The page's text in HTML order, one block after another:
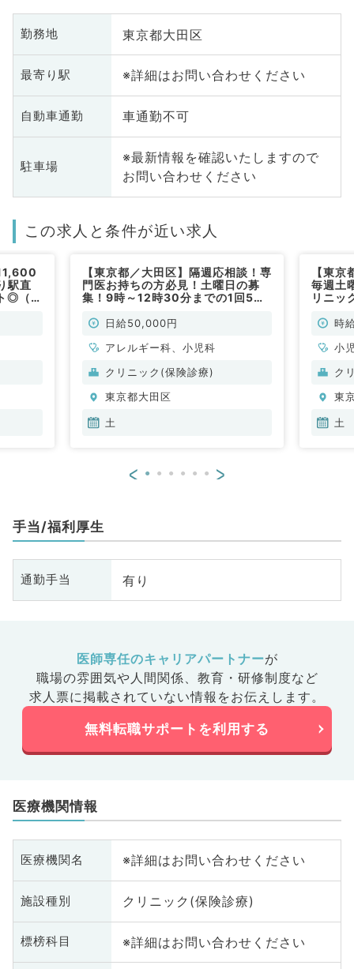
勤務地 東京都大田区
最寄り駅 ※詳細はお問い合わせください
自動車通勤 車通勤不可
駐車場
※最新情報を確認いたしますので
お問い合わせください
この求人と条件が近い求人
駅直
◎（小
【東京都／大田区】隔週応相談！専
門医お持ちの方必見！土曜日の募
集！9時～12時30分までの1回5万
科、アレルギー科／非常勤）
日給50,000円
アレルギー科、小児科
クリニック(保険診療)
東京都大田区
土
【東
毎週土
リニッ
時
小
ク
東
土
< >
手当/福利厚生
通勤手当 有り
医師専任のキャリアパートナーが
職場の雰囲気や人間関係、 教育・研修制度など
求人票に掲載されていない情報をお伝えします。
無料転職サポートを利用する
医療機関情報
医療機関名 ※詳細はお問い合わせください
施設種別 クリニック(保険診療)
標榜科目 ※詳細はお問い合わせください